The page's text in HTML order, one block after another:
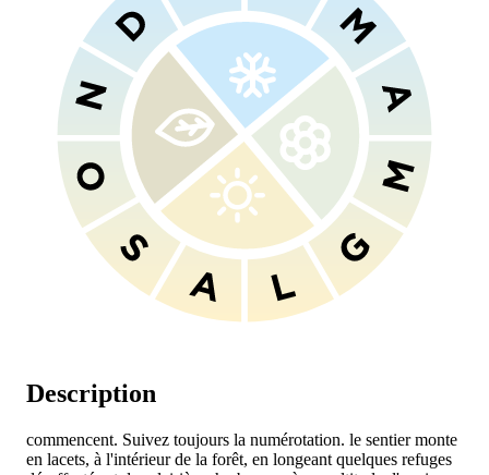
Description
commencent. Suivez toujours la numérotation. le sentier monte
en lacets, à l'intérieur de la forêt, en longeant quelques refuges